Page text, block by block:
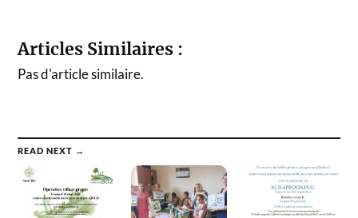
Articles Similaires :
Pas d'article similaire.
READ NEXT →